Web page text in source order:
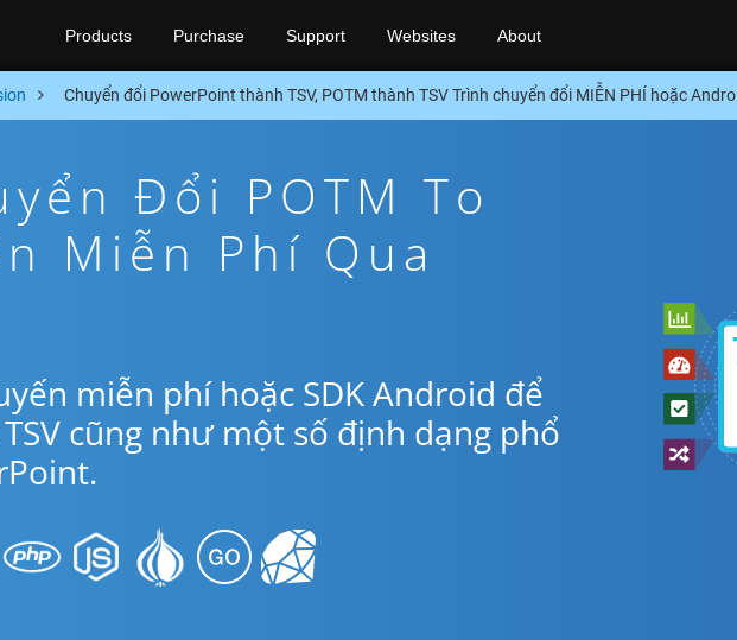
Products Purchase Support Websites About
Chuyển đổi PowerPoint thành TSV, POTM thành TSV Trình chuyển đổi MIỄN PHÍ hoặc
Đổi POTM To
Miễn Phí Qua
miễn phí hoặc SDK Android để
cũng như một số định dạng phổ